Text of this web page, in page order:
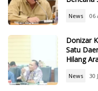
News 06
Donizar
Satu
Hilang
News 30